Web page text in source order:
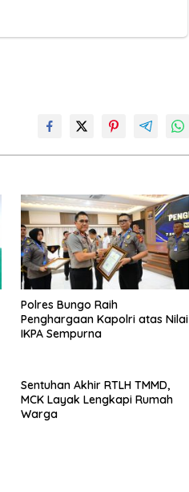
Polres Bungo Raih
Penghargaan Kapolri atas Nilai
IKPA Sempurna
Sentuhan Akhir RTLH TMMD,
MCK Layak Lengkapi Rumah
Warga